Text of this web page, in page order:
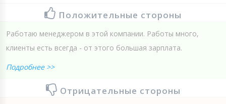
Положительные стороны
Работаю менеджером в этой компании. Работы много,
клиенты есть всегда - от этого большая зарплата.
Подробнее >>
Отрицательные стороны